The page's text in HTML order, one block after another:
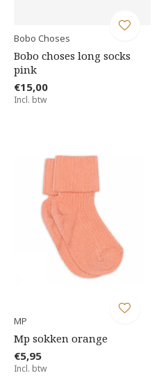
Bobo Choses
Bobo choses long socks
pink
€15,00
Incl. btw
MP
Mp sokken orange
€5,95
Incl. btw